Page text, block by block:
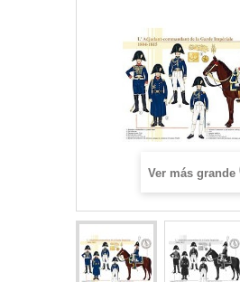
Ver más grande